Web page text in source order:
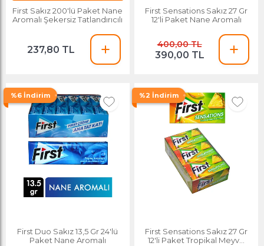
First Sakız 200'lü Paket Nane
Aromalı Şekersiz Tatlandırıcılı
237,80 TL
First Sensations Sakız 27 Gr
12'li Paket Nane Aromalı
400,00 TL
390,00 TL
%6 İndirim
First Duo Sakız 13,5 Gr 24'lü
Paket Nane Aromalı
%2 İndirim
First Sensations Sakız 27 Gr
12'li Paket Tropikal Meyve